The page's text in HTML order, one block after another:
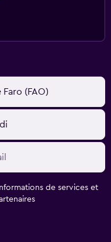
(FAO)
de services et